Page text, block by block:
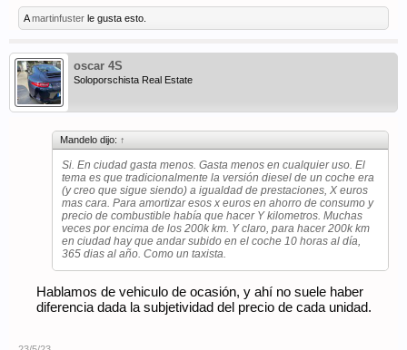
Amartinfuster le gusta esto.
oscar 4S
Soloporschista Real Estate
Mandelo dijo: ↑
Si. En ciudad gasta menos. Gasta menos en cualquier uso. El
tema es que tradicionalmente la versión diesel de un coche era
(y creo que sigue siendo) a igualdad de prestaciones, X euros
mas cara. Para amortizar esos x euros en ahorro de consumo y
precio de combustible había que hacer Y kilometros. Muchas
veces por encima de los 200k km. Y claro, para hacer 200k km
en ciudad hay que andar subido en el coche 10 horas al día,
365 dias al año. Como un taxista.
Hablamos de vehiculo de ocasión, y ahí no suele haber
diferencia dada la subjetividad del precio de cada unidad.